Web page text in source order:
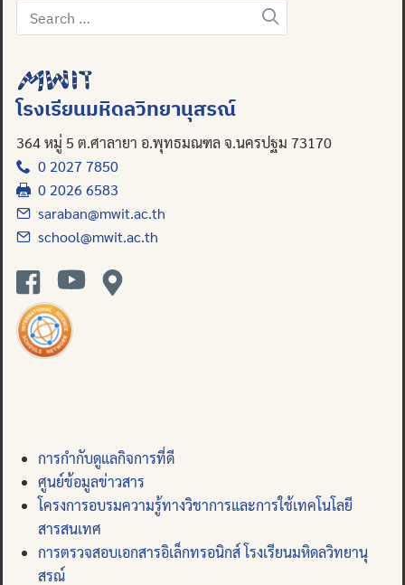
Search
for:
Search
for:
โรงเรียนมหิดลวิทยานุสรณ์
364 หมู่ 5 ต.ศาลายา อ.พุทธมณฑล จ.นครปฐม 73170
0 2027 7850
0 2026 6583
saraban@mwit.ac.th
school@mwit.ac.th
การกำกับดูแลกิจการที่ดี
ศูนย์ข้อมูลข่าวสาร
โครงการอบรมความรู้ทางวิชาการและการใช้เทคโนโลยี
สารสนเทศ
การตรวจสอบเอกสารอิเล็กทรอนิกส์ โรงเรียนมหิดลวิทยานุ
สรณ์